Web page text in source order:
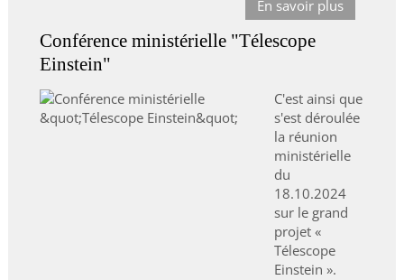
En savoir plus
Conférence ministérielle "Télescope
Einstein"
C'est ainsi que
s'est déroulée
la réunion
ministérielle
du
18.10.2024
sur le grand
projet «
Télescope
Einstein ».